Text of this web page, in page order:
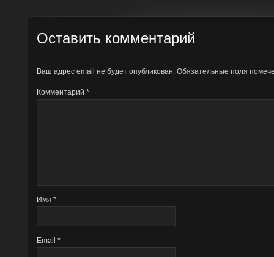
Оставить комментарий
Ваш адрес email не будет опубликован. Обязательные поля
Комментарий *
Имя *
Email *